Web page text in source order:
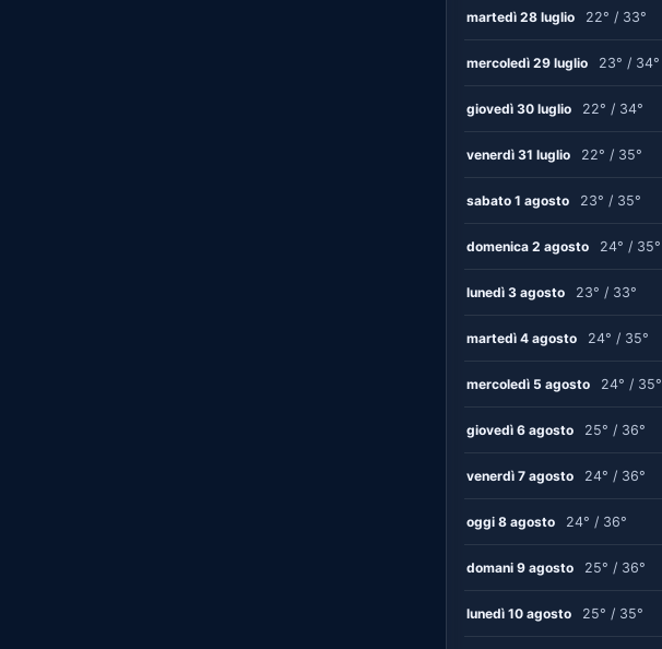
martedì 28 luglio 22° / 33°
mercoledì 29 luglio 23° / 34°
giovedì 30 luglio 22° / 34°
venerdì 31 luglio 22° / 35°
sabato 1 agosto 23° / 35°
domenica 2 agosto 24° / 35°
lunedì 3 agosto 23° / 33°
martedì 4 agosto 24° / 35°
mercoledì 5 agosto 24° / 35°
giovedì 6 agosto 25° / 36°
venerdì 7 agosto 24° / 36°
oggi 8 agosto 24° / 36°
domani 9 agosto 25° / 36°
lunedì 10 agosto 25° / 35°